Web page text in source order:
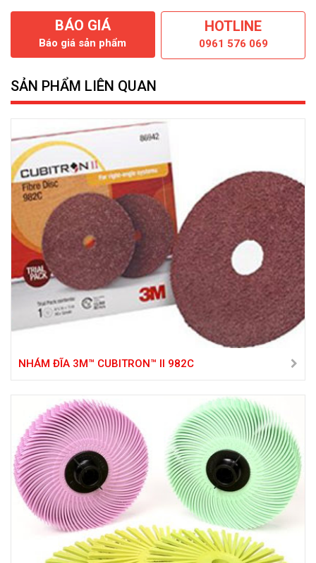
BÁO GIÁ
Báo giá sản phẩm
HOTLINE
0961 576 069
SẢN PHẨM LIÊN QUAN
NHÁM ĐĨA 3M™ CUBITRON™ II 982C